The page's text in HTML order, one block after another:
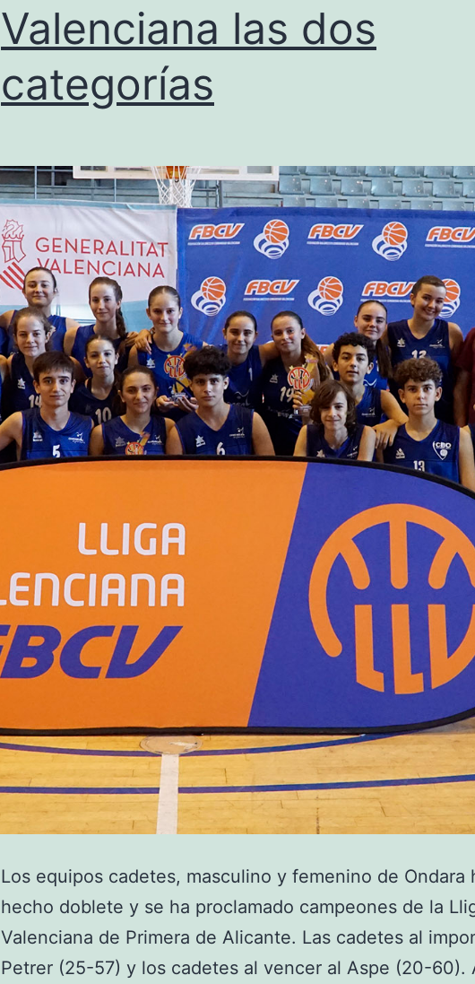
ganar
al
Valenciana las dos
categorías
Los equipos cadetes, masculino y femenino de Ondara
hecho doblete y se ha proclamado campeones de la
Valenciana de Primera de Alicante. Las cadetes al
Petrer (25-57) y los cadetes al vencer al Aspe (20-60).